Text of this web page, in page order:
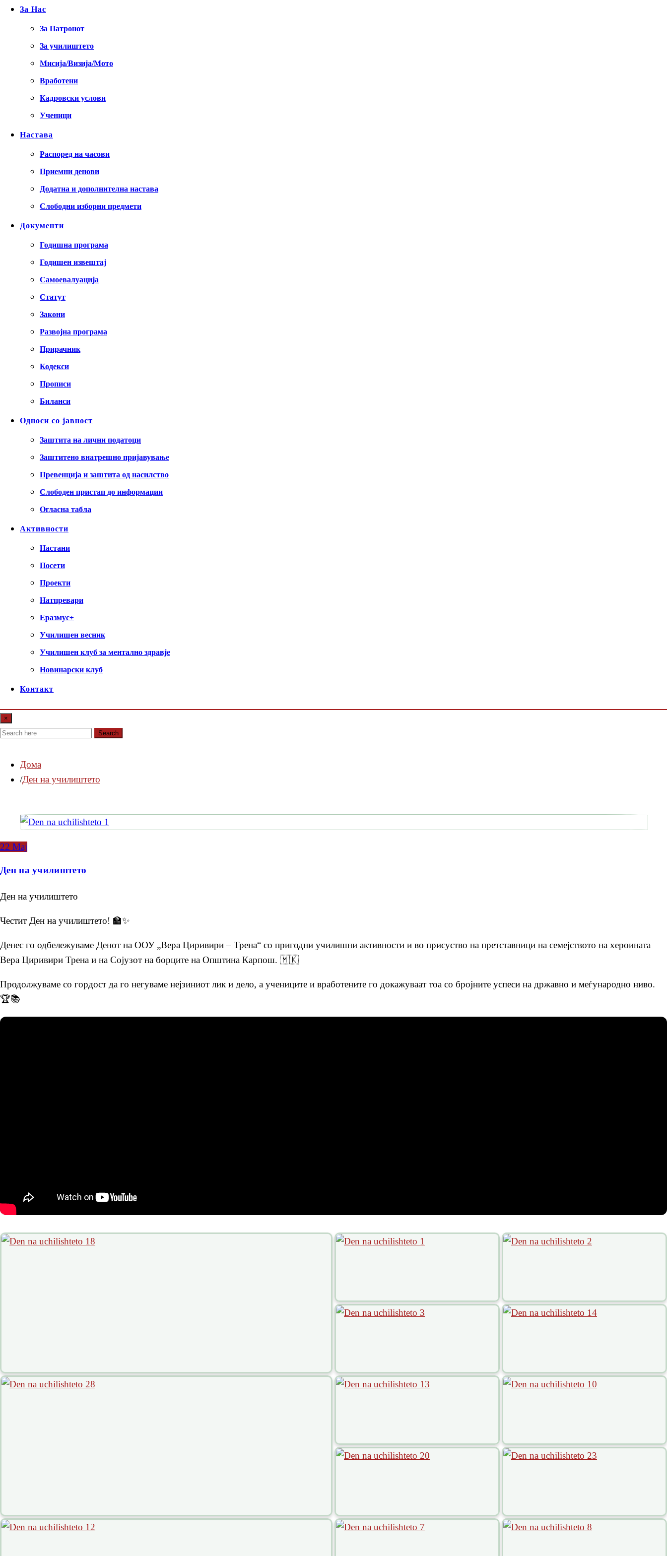
За Нас
За Патронот
За училиштето
Мисија/Визија/Мото
Вработени
Кадровски услови
Ученици
Настава
Распоред на часови
Приемни денови
Додатна и дополнителна настава
Слободни изборни предмети
Документи
Годишна програма
Годишен извештај
Самоевалуација
Статут
Закони
Развојна програма
Прирачник
Кодекси
Прописи
Биланси
Односи со јавност
Заштита на лични податоци
Заштитено внатрешно пријавување
Превенција и заштита од насилство
Слободен пристап до информации
Огласна табла
Активности
Настани
Посети
Проекти
Натпревари
Еразмус+
Училишен весник
Училишен клуб за ментално здравје
Новинарски клуб
Контакт
×
Search
Дома
Ден на училиштето
22 Мај
Ден на училиштето
Ден на училиштето
Честит Ден на училиштето! 🏫✨
Денес го одбележуваме Денот на ООУ „Вера Циривири – Трена“ со пригодни училишни активности и во присуство на претставници на семејството на хероината
Вера Циривири Трена и на Сојузот на борците на Општина Карпош. 🇲🇰
Продолжуваме со гордост да го негуваме нејзиниот лик и дело, а учениците и вработените го докажуваат тоа со бројните успеси на државно и меѓународно ниво.
🏆📚